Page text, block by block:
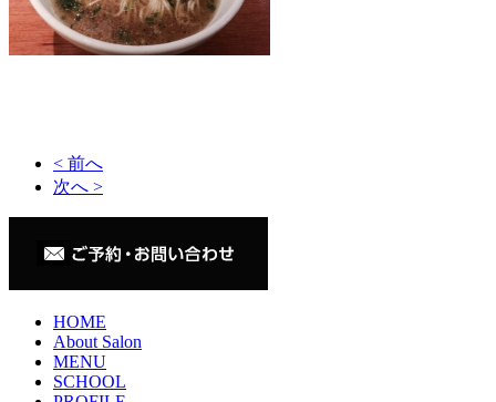
< 前へ
次へ >
HOME
About Salon
MENU
SCHOOL